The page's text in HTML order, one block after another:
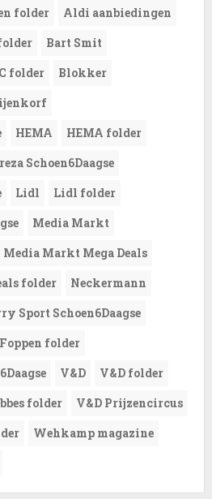
folder
Aldi aanbiedingen
Bart Smit
folder
Blokker
HEMA
HEMA folder
Schoen6Daagse
Lidl
Lidl folder
Media Markt
Media Markt Mega Deals
folder
Neckermann
Sport Schoen6Daagse
folder
V&D
V&D folder
folder
V&D Prijzencircus
Wehkamp magazine